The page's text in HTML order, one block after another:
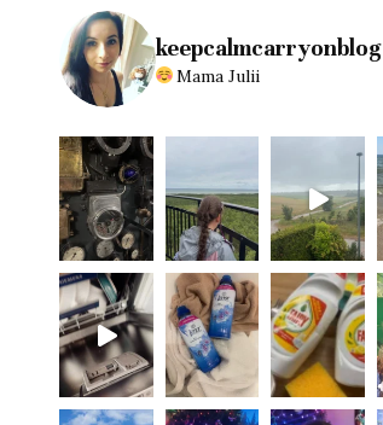
keepcalmcarryonblog
Mama Julii